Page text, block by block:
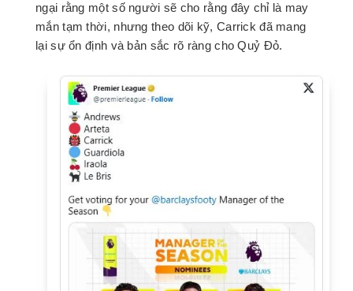
ngại rằng một số người sẽ cho rằng đây chỉ là may
mắn tạm thời, nhưng theo dõi kỹ, Carrick đã mang
lại sự ổn định và bản sắc rõ ràng cho Quỷ Đỏ.